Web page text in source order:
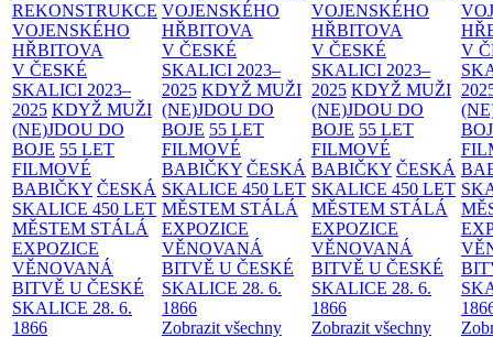
REKONSTRUKCE
VOJENSKÉHO
HŘBITOVA
V ČESKÉ
SKALICI 2023–
2025 KDYŽ MUŽI
(NE)JDOU DO
BOJE 55 LET
FILMOVÉ
BABIČKY ČESKÁ
SKALICE 450 LET
MĚSTEM STÁLÁ
EXPOZICE
VĚNOVANÁ
BITVĚ U ČESKÉ
SKALICE 28. 6.
1866
VOJENSKÉHO
HŘBITOVA
V ČESKÉ
SKALICI 2023–
2025 KDYŽ MUŽI
(NE)JDOU DO
BOJE 55 LET
FILMOVÉ
BABIČKY ČESKÁ
SKALICE 450 LET
MĚSTEM STÁLÁ
EXPOZICE
VĚNOVANÁ
BITVĚ U ČESKÉ
SKALICE 28. 6.
1866
Zobrazit všechny
VOJENSKÉHO
HŘBITOVA
V ČESKÉ
SKALICI 2023–
2025 KDYŽ MUŽI
(NE)JDOU DO
BOJE 55 LET
FILMOVÉ
BABIČKY ČESKÁ
SKALICE 450 LET
MĚSTEM STÁLÁ
EXPOZICE
VĚNOVANÁ
BITVĚ U ČESKÉ
SKALICE 28. 6.
1866
Zobrazit všechny
V